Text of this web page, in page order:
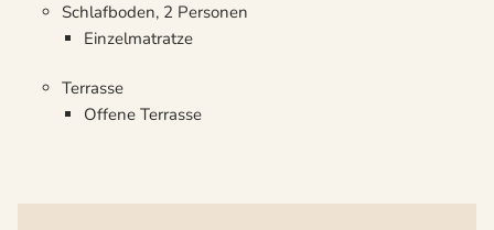
Schlafboden, 2 Personen
Einzelmatratze
Terrasse
Offene Terrasse